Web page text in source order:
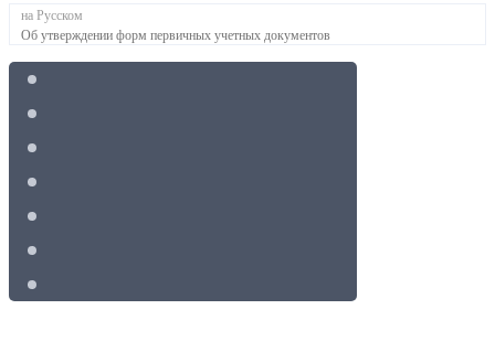
на Русском
Об утверждении форм первичных учетных документов